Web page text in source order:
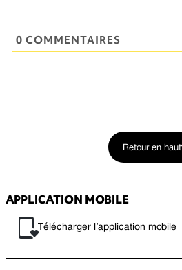
0 COMMENTAIRES
Retour en haut
APPLICATION MOBILE
Télécharger l’application mobile